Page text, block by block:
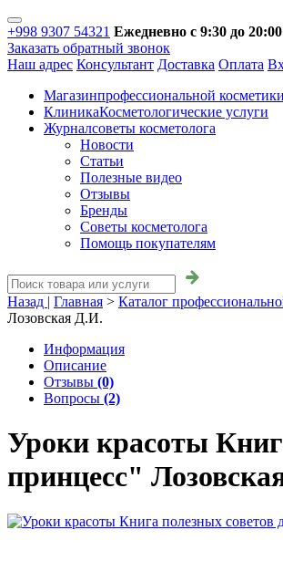
+998 9307 54321 Ежедневно с 9:30 до 20:00
Заказать обратный звонок
Наш адрес Консультант Доставка Оплата
Магазинпрофессиональной косметики
КлиникаКосметологические услуги
Журналсоветы косметолога
Новости
Статьи
Полезные видео
Отзывы
Бренды
Советы косметолога
Помощь покупателям
Назад | Главная > Каталог
Лозовская Д.И.
Информация
Описание
Отзывы (0)
Вопросы (2)
Уроки красоты
принцесс"